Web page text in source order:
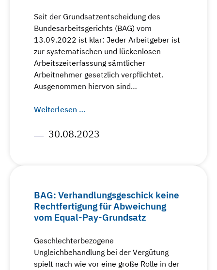
Seit der Grundsatzentscheidung des
Bundesarbeitsgerichts (BAG) vom
13.09.2022 ist klar: Jeder Arbeitgeber ist
zur systematischen und lückenlosen
Arbeitszeiterfassung sämtlicher
Arbeitnehmer gesetzlich verpflichtet.
Ausgenommen hiervon sind…
Weiterlesen …
30.08.2023
BAG: Verhandlungsgeschick keine
Rechtfertigung für Abweichung
vom Equal-Pay-Grundsatz
Geschlechterbezogene
Ungleichbehandlung bei der Vergütung
spielt nach wie vor eine große Rolle in der